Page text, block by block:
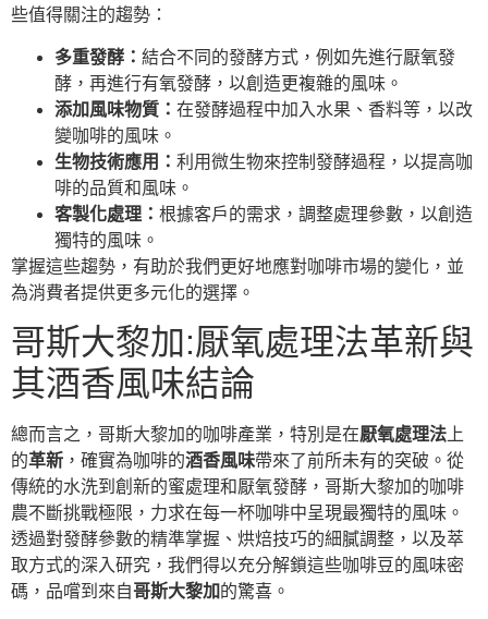
些值得關注的趨勢：
多重發酵： 結合不同的發酵方式，例如先進行厭氧發
酵，再進行有氧發酵，以創造更複雜的風味。
添加風味物質： 在發酵過程中加入水果、香料等，以改
變咖啡的風味。
生物技術應用： 利用微生物來控制發酵過程，以提高咖
啡的品質和風味。
客製化處理： 根據客戶的需求，調整處理參數，以創造
獨特的風味。
掌握這些趨勢，有助於我們更好地應對咖啡市場的變化，並
為消費者提供更多元化的選擇。
哥斯大黎加:厭氧處理法革新與
其酒香風味結論
總而言之，哥斯大黎加的咖啡產業，特別是在厭氧處理法 上
的革新 ，確實為咖啡的酒香風味帶來了前所未有的突破。從
傳統的水洗到創新的蜜處理和厭氧發酵，哥斯大黎加的咖啡
農不斷挑戰極限，力求在每一杯咖啡中呈現最獨特的風味。
透過對發酵參數的精準掌握、烘焙技巧的細膩調整，以及萃
取方式的深入研究，我們得以充分解鎖這些咖啡豆的風味密
碼，品嚐到來自哥斯大黎加的驚喜。